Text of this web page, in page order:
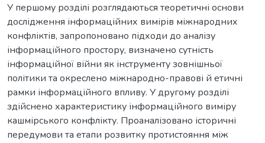
У першому розділі розглядаються теоретичні основи
дослідження інформаційних вимірів міжнародних
конфліктів, запропоновано підходи до аналізу
інформаційного простору, визначено сутність
інформаційної війни як інструменту зовнішньої
політики та окреслено міжнародно-правові й етичні
рамки інформаційного впливу. У другому розділі
здійснено характеристику інформаційного виміру
кашмірського конфлікту. Проаналізовано історичні
передумови та етапи розвитку протистояння між